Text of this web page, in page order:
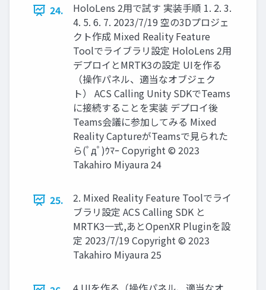
24.
HoloLens 2用で試す 実装手順 1. 2. 3.
4. 5. 6. 7. 2023/7/19 空の3Dプロジェ
クト作成 Mixed Reality Feature
Toolでライブラリ設定 HoloLens 2用
デプロイとMRTK3の設定 UIを作る
（操作パネル、適当なオブジェク
ト） ACS Calling Unity SDKでTeams
に接続することを実装 デプロイ後
Teams会議に参加してみる Mixed
Reality CaptureがTeamsで見られた
ら(ﾟдﾟ)ｳﾏｰ Copyright © 2023
Takahiro Miyaura 24
25.
2. Mixed Reality Feature Toolでライ
ブラリ設定 ACS Calling SDK と
MRTK3一式,あとOpenXR Pluginを設
定 2023/7/19 Copyright © 2023
Takahiro Miyaura 25